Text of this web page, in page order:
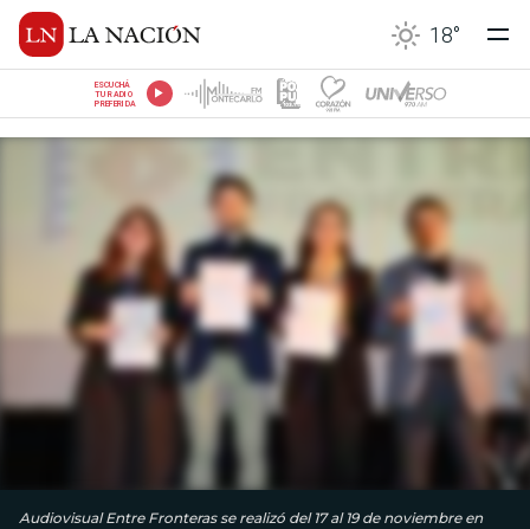
18°
ESCUCHÁ
TU RADIO
PREFERIDA
Audiovisual Entre Fronteras se realizó del 17 al 19 de noviembre en